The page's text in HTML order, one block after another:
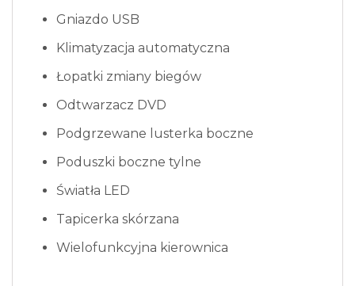
Gniazdo USB
Klimatyzacja automatyczna
Łopatki zmiany biegów
Odtwarzacz DVD
Podgrzewane lusterka boczne
Poduszki boczne tylne
Światła LED
Tapicerka skórzana
Wielofunkcyjna kierownica